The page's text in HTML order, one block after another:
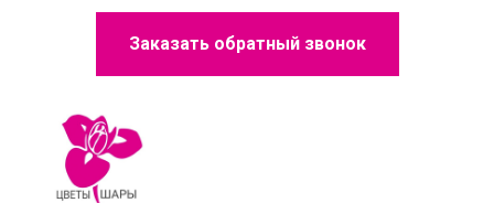
Заказать обратный звонок